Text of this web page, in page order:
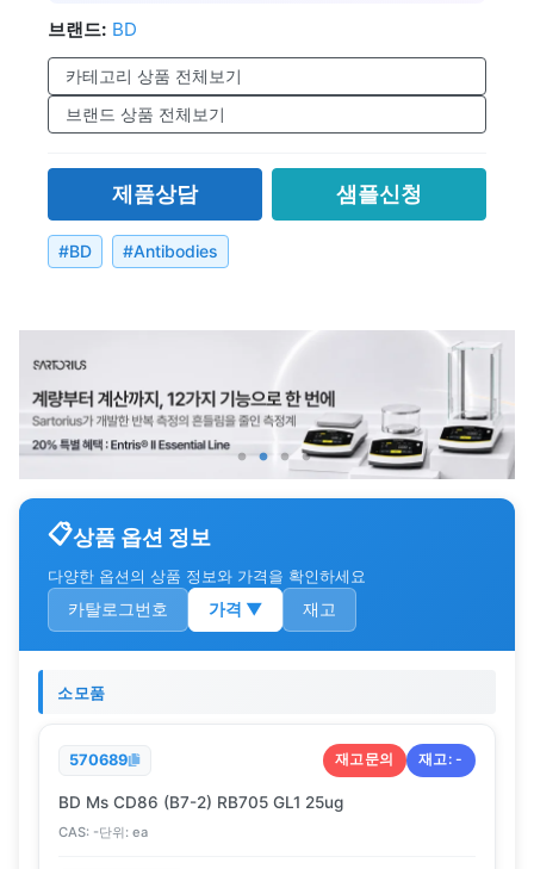
브랜드: BD
카테고리 상품 전체보기
브랜드 상품 전체보기
제품상담 샘플신청
#BD #Antibodies
상품 옵션 정보
다양한 옵션의 상품 정보와 가격을 확인하세요
카탈로그번호 가격 ▼ 재고
소모품
570689 재고문의 재고:-
BD Ms CD86 (B7-2) RB705 GL1 25ug
CAS: -단위: ea